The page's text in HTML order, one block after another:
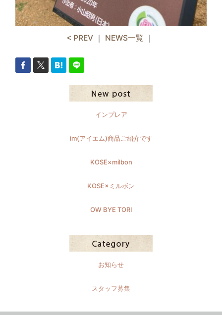
< PREV ｜ NEWS一覧 ｜
インプレア
im(アイエム)商品ご紹介です
KOSE×milbon
KOSE×ミルボン
OW BYE TORI
お知らせ
スタッフ募集